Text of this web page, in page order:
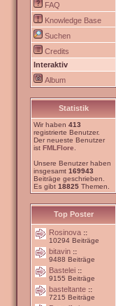
FAQ
Knowledge Base
Suchen
Credits
Interaktiv
Album
Statistik
Wir haben 413
registrierte Benutzer.
Der neueste Benutzer
ist FMLFlore
Unsere Benutzer haben
insgesamt 169943
Beiträge geschrieben.
Es gibt 18825 Themen.
Top Poster
Rosinova ::
10294 Beiträge
bitavin ::
9488 Beiträge
Bastelei ::
9155 Beiträge
basteltante ::
7215 Beiträge